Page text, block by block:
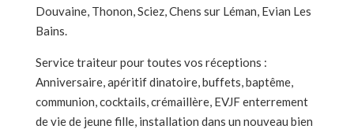
Douvaine, Thonon, Sciez, Chens sur Léman, Evian Les
Bains.
Service traiteur pour toutes vos réceptions :
Anniversaire, apéritif dinatoire, buffets, baptême,
communion, cocktails, crémaillère, EVJF enterrement
de vie de jeune fille, installation dans un nouveau bien